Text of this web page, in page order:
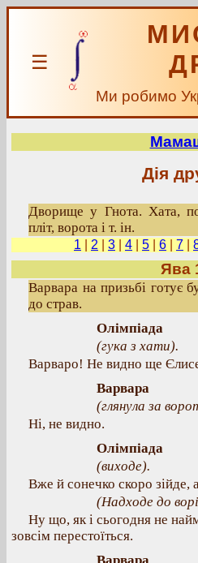
☰
Ми робимо
Дія
Дворище у Гнота. Хата,
пліт, ворота і т. ін.
1 2 3 4 5 6 7
Ява
Варвара на призьбі готує
до страв.
Олімпіада
(гука з хати).
Варваро! Не видно ще
Варвара
(глянула за
Ні, не видно.
Олімпіада
(виходе).
Вже й сонечко скоро зійде,
(Надходе до
Ну що, як і сьогодня не
зовсім перестоїться.